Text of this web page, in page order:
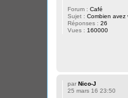
Forum : Café
Sujet : Combien
Réponses : 26
Vues : 160000
par Nico-J
25 mars 16 23:50